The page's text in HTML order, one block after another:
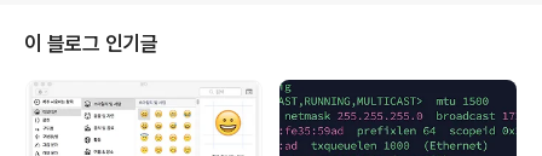
이 블로그 인기글